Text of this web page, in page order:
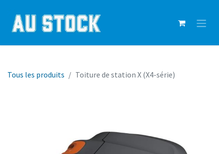
Tous les produits Toiture de station X (X4-série)